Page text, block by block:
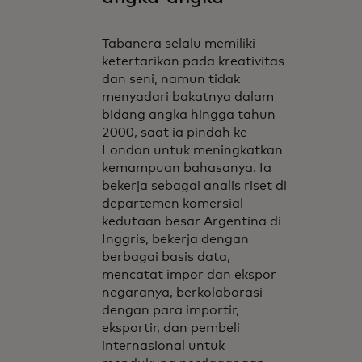
Tabanera selalu memiliki
ketertarikan pada kreativitas
dan seni, namun tidak
menyadari bakatnya dalam
bidang angka hingga tahun
2000, saat ia pindah ke
London untuk meningkatkan
kemampuan bahasanya. Ia
bekerja sebagai analis riset di
departemen komersial
kedutaan besar Argentina di
Inggris, bekerja dengan
berbagai basis data,
mencatat impor dan ekspor
negaranya, berkolaborasi
dengan para importir,
eksportir, dan pembeli
internasional untuk